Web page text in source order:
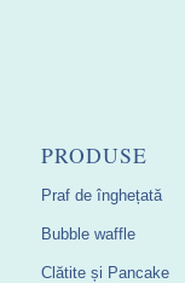
PRODUSE
Praf de înghețată
Bubble waffle
Clătite și Pancake